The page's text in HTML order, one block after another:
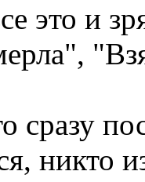
и
никто